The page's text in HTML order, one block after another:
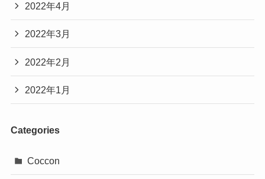
2022年4月
2022年3月
2022年2月
2022年1月
Categories
Coccon